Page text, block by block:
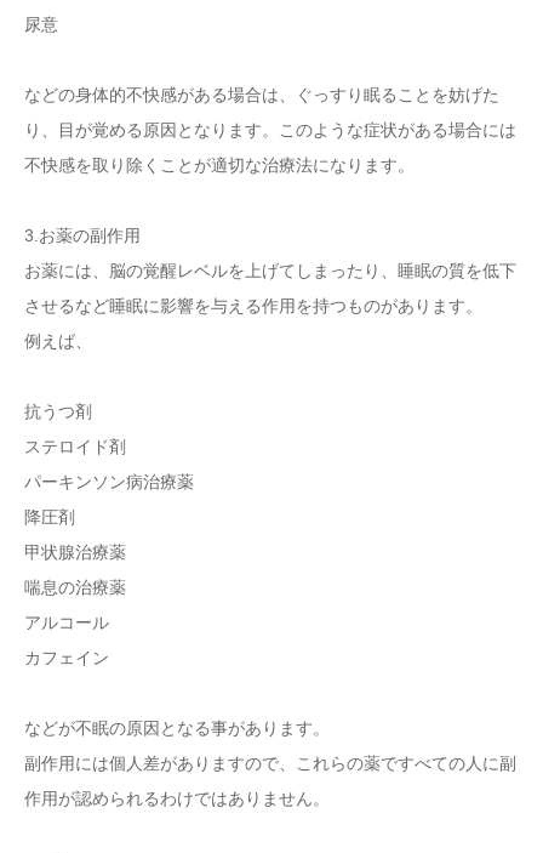
尿意
などの身体的不快感がある場合は、ぐっすり眠ることを妨げた
り、目が覚める原因となります。このような症状がある場合には
不快感を取り除くことが適切な治療法になります。
3.お薬の副作用
お薬には、脳の覚醒レベルを上げてしまったり、睡眠の質を低下
させるなど睡眠に影響を与える作用を持つものがあります。
例えば、
抗うつ剤
ステロイド剤
パーキンソン病治療薬
降圧剤
甲状腺治療薬
喘息の治療薬
アルコール
カフェイン
などが不眠の原因となる事があります。
副作用には個人差がありますので、これらの薬ですべての人に副
作用が認められるわけではありません。